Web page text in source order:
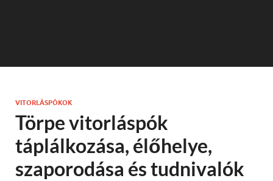
VITORLÁSPÓKOK
Törpe vitorláspók
táplálkozása, élőhelye,
szaporodása és tudnivalók